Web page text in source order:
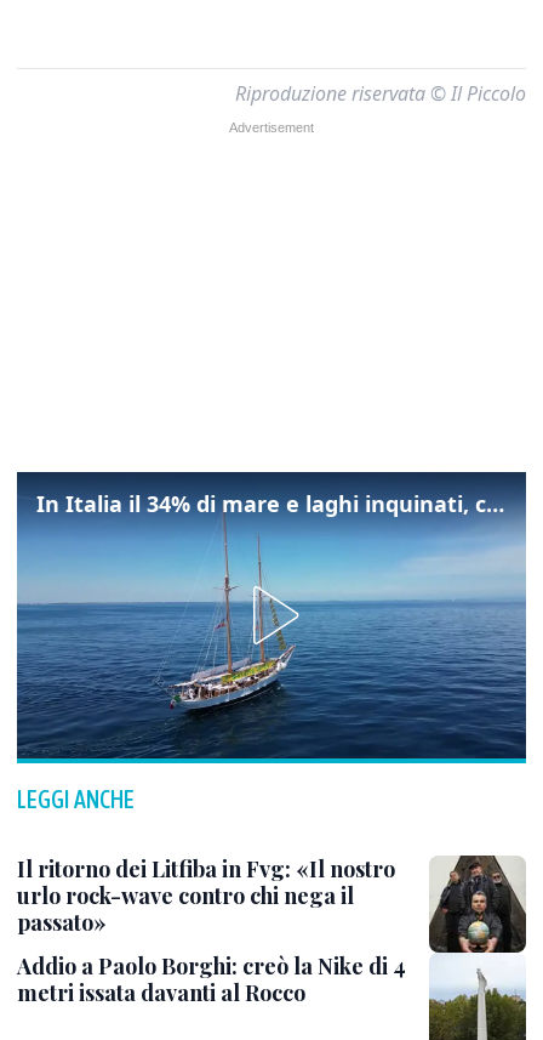
Riproduzione riservata © Il Piccolo
In Italia il 34% di mare e laghi inquinati, colpa della maladepurazione
LEGGI ANCHE
Il ritorno dei Litfiba in Fvg: «Il nostro
urlo rock-wave contro chi nega il
passato»
Addio a Paolo Borghi: creò la Nike di 4
metri issata davanti al Rocco